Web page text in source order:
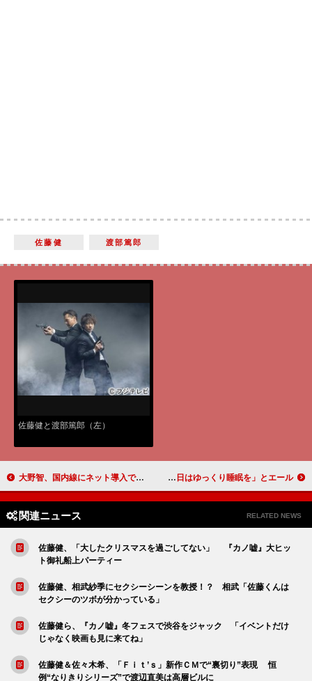
佐藤健 渡部篤郎
佐藤健と渡部篤郎（左）
大野智、国内線にネット導入で「自分の時間を満喫」 嵐がＪＡＬ新ＣＭでオトナなビジネスマンに 櫻井翔、アフラックダックと久々共演 受験生に「前日はゆっくり睡眠を」とエール
関連ニュース RELATED NEWS
佐藤健、「大したクリスマスを過ごしてない」 『カノ嘘』大ヒッ
ト御礼船上パーティー
佐藤健、相武紗季にセクシーシーンを教授！？ 相武「佐藤くんは
セクシーのツボが分かっている」
佐藤健ら、『カノ嘘』冬フェスで渋谷をジャック 「イベントだけ
じゃなく映画も見に来てね」
佐藤健＆佐々木希、「Ｆｉｔ’ｓ」新作ＣＭで“裏切り”表現 恒
例“なりきりシリーズ”で渡辺直美は高層ビルに